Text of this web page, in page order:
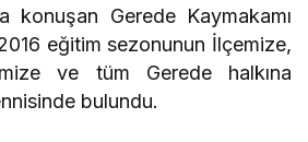
konuşan Gerede Kaymakamı
eğitim sezonunun İlçemize,
ve tüm Gerede halkına
bulundu.